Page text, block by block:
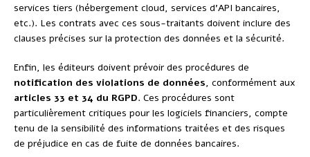
services tiers (hébergement cloud, services d’API bancaires,
etc.). Les contrats avec ces sous-traitants doivent inclure des
clauses précises sur la protection des données et la sécurité.
Enfin, les éditeurs doivent prévoir des procédures de
notification des violations de données, conformément aux
articles 33 et 34 du RGPD. Ces procédures sont
particulièrement critiques pour les logiciels financiers, compte
tenu de la sensibilité des informations traitées et des risques
de préjudice en cas de fuite de données bancaires.